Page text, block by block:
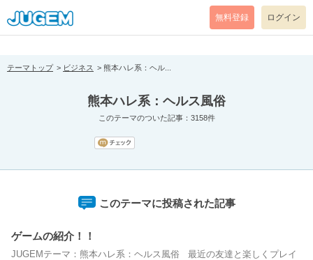
[pear_error: message="Success" code=0 mode=return level=notice
prefix="" info=""]
無料登録 ログイン
テーマトップ ビジネス 熊本ハレ系：ヘル...
熊本ハレ系：ヘルス風俗
このテーマのついた記事：3158件
このテーマに投稿された記事
ゲームの紹介！！
JUGEMテーマ：熊本ハレ系：ヘルス風俗 最近の友達と楽しくプレイ